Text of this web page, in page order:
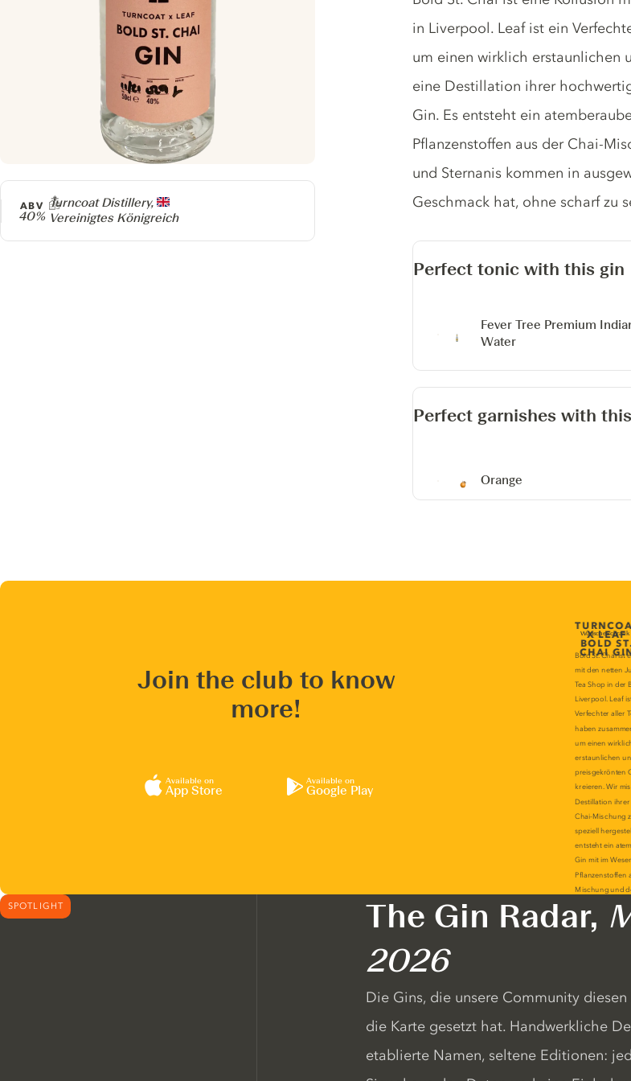
Producer
Turncoat Distillery,
Vereinigtes Königreich
ABV
40%
in Liverpool. Leaf ist ein
um einen wirklich erstaunlichen
eine Destillation ihrer
Gin. Es entsteht ein
Pflanzenstoffen aus der Chai-
und Sternanis kommen in
Geschmack hat, ohne scharf zu
Perfect tonic with this gin
Fever Tree Premium
Water
Perfect garnishes with
Orange
Join the club to know
more!
Available on
App Store
Available on
Google Play
SPOTLIGHT The Gin Radar,
2026
Die Gins, die unsere Community
die Karte gesetzt hat. Handwerkliche
etablierte Namen, seltene Editionen: